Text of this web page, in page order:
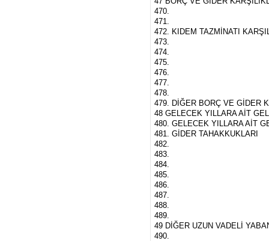
470.
471.
472. KIDEM TAZMİNATI
473.
474.
475.
476.
477.
478.
479. DİĞER BORÇ VE GİDER
48 GELECEK YILLARA AİT
480. GELECEK YILLARA AİT
481. GİDER TAHAKKUKLARI
482.
483.
484.
485.
486.
487.
488.
489.
49 DİĞER UZUN VADELİ
490.